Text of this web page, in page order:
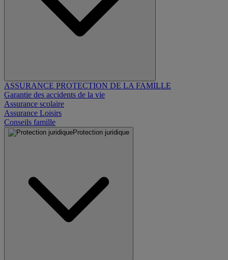
ASSURANCE PROTECTION DE LA FAMILLE
Garantie des accidents de la vie
Assurance scolaire
Assurance Loisirs
Conseils famille
Protection juridique